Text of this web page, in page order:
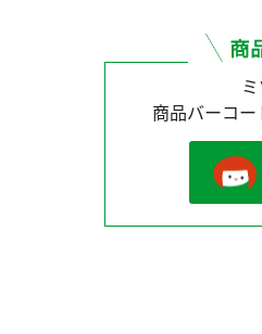
商品バーコー